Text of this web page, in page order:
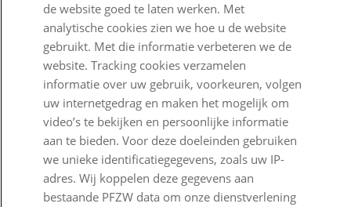
Responsible disclosure
Digitale toegankelijkheid
Goed Bezig
Klantenservice
Contact
Veelgestelde vragen
de website goed te laten werken. Met
analytische cookies zien we hoe u de website
gebruikt. Met die informatie verbeteren we de
website. Tracking cookies verzamelen
informatie over uw gebruik, voorkeuren, volgen
uw internetgedrag en maken het mogelijk om
video’s te bekijken en persoonlijke informatie
aan te bieden. Voor deze doeleinden gebruiken
we unieke identificatiegegevens, zoals uw IP-
adres. Wij koppelen deze gegevens aan
bestaande PFZW data om onze dienstverlening